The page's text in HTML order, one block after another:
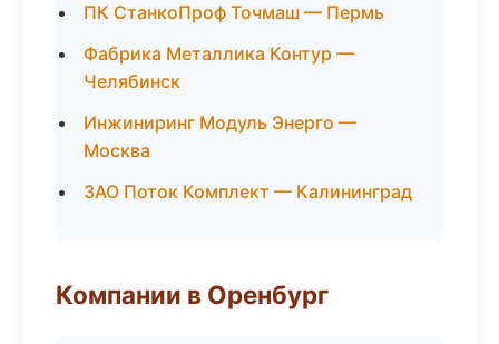
ПК СтанкоПроф Точмаш — Пермь
Фабрика Металлика Контур —
Челябинск
Инжиниринг Модуль Энерго —
Москва
ЗАО Поток Комплект — Калининград
Компании в Оренбург